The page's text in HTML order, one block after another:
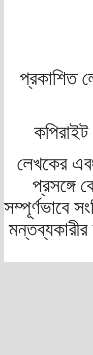
প্রকাশিত
লেখকের
প্রসঙ্গে
সম্পূর্ণভাবে